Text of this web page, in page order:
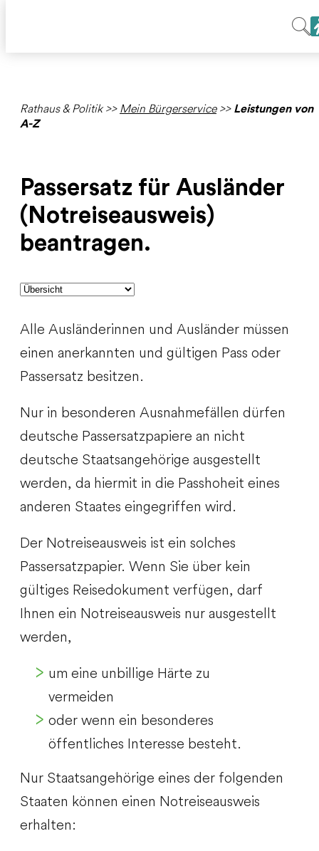
Rathaus & Politik>> Mein Bürgerservice>> Leistungen von
A-Z
Passersatz für Ausländer
(Notreiseausweis)
beantragen.
Alle Ausländerinnen und Ausländer müssen
einen anerkannten und gültigen Pass oder
Passersatz besitzen.
Nur in besonderen Ausnahmefällen dürfen
deutsche Passersatzpapiere an nicht
deutsche Staatsangehörige ausgestellt
werden, da hiermit in die Passhoheit eines
anderen Staates eingegriffen wird.
Der Notreiseausweis ist ein solches
Passersatzpapier. Wenn Sie über kein
gültiges Reisedokument verfügen, darf
Ihnen ein Notreiseausweis nur ausgestellt
werden,
um eine unbillige Härte zu
vermeiden
oder wenn ein besonderes
öffentliches Interesse besteht.
Nur Staatsangehörige eines der folgenden
Staaten können einen Notreiseausweis
erhalten: